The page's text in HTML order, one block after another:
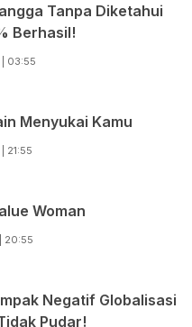
Tanpa Diketahui
Berhasil!
03:55
Menyukai Kamu
21:55
Woman
20:55
Negatif Globalisasi
Pudar!